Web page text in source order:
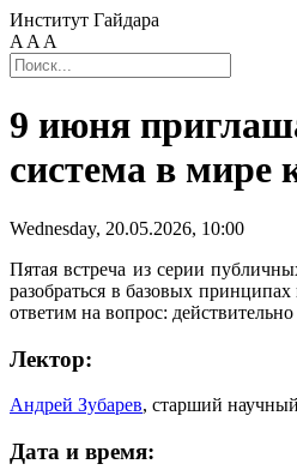
Институт Гайдара
A A A
9 июня
система в мире
Wednesday, 20.05.2026, 10:00
Пятая встреча из серии
разобраться в базовых
ответим на вопрос:
Лектор:
Андрей Зубарев, старший
Дата и время: